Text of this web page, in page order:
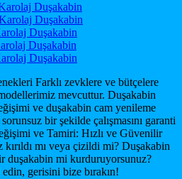
Duşakabin
Duşakabin
Duşakabin
Duşakabin
Duşakabin
Farklı zevklere ve bütçelere
mevcuttur. Duşakabin
ve duşakabin cam yenileme
bir şekilde çalışmasını garanti
ve Tamiri: Hızlı ve Güvenilir
mı veya çizildi mi? Duşakabin
duşakabin mi kurduruyorsunuz?
gerisini bize bırakın!